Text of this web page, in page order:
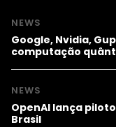
NEWS
Google, Nvidia,
computação
NEWS
OpenAI lança
Brasil